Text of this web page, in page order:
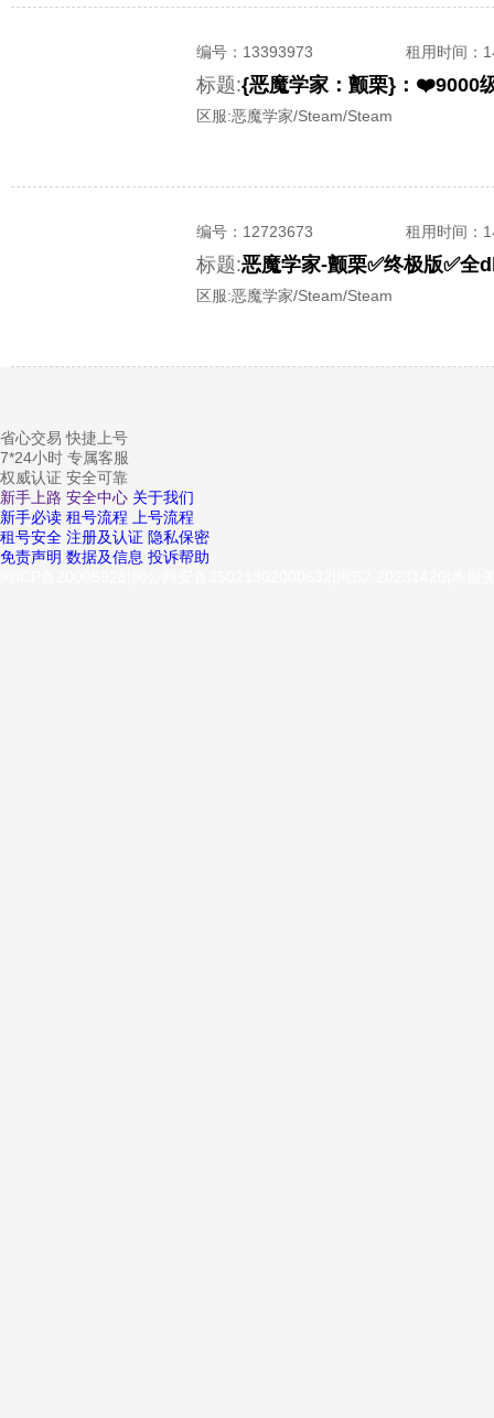
编号： 13393973 租用时间 ：
标题:{恶魔学家：颤栗}：❤️9000
区服:恶魔学家/Steam/Steam
编号： 12723673 租用时间 ：
标题:恶魔学家-颤栗✅终极版✅全
区服:恶魔学家/Steam/Steam
省心交易 快捷上号
7*24小时 专属客服
权威认证 安全可靠
新手上路 安全中心 关于我们
新手必读 租号流程
上号流程
租号安全 注册及认证 隐私保密
免责声明 数据及信息 投诉帮助